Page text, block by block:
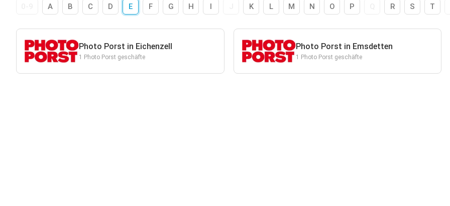
A B C D E F G H I K L M N O P R S T
Photo Porst in Eichenzell
1 Photo Porst geschäfte
Photo Porst in Emsdetten
1 Photo Porst geschäfte